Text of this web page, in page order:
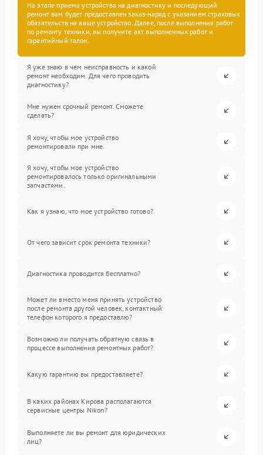
На этапе приема устройства на диагностику и последующий
ремонт вам будет предоставлен заказ-наряд с указанием страховых
обязательств на ваше устройство. Далее, после выполнения работ
по ремонту техники, вы получите акт выполненных работ и
гарантийный талон.
Я уже знаю в чем неисправность и какой
ремонт необходим. Для чего проводить
диагностику?
Мне нужен срочный ремонт. Сможете
сделать?
Я хочу, чтобы мое устройство
ремонтировали при мне.
Я хочу, чтобы мое устройство
ремонтировалось только оригинальными
запчастями.
Как я узнаю, что мое устройство готово?
От чего зависит срок ремонта техники?
Диагностика проводится бесплатно?
Может ли вместо меня принять устройство
после ремонта другой человек, контактный
телефон которого я предоставлю?
Возможно ли получать обратную связь в
процессе выполнения ремонтных работ?
Какую гарантию вы предоставляете?
В каких районах Кирова располагаются
сервисные центры Nikon?
Выполняете ли вы ремонт для юридических
лиц?